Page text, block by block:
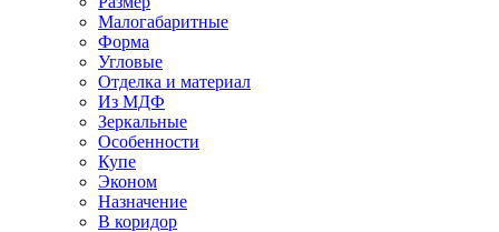
Малогабаритные
Форма
Угловые
Отделка и материал
Из МДФ
Зеркальные
Особенности
Купе
Эконом
Назначение
В коридор